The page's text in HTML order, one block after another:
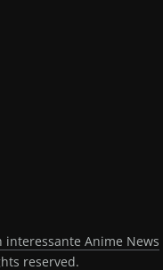
interessante Anime News
reserved.